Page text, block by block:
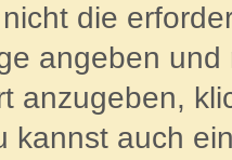
die
angeben
anzugeben,
kannst auch